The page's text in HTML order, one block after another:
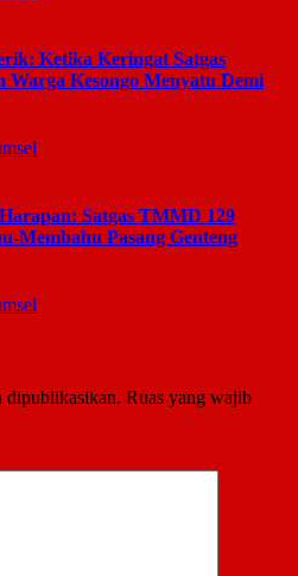
Ketika Keringat Satgas
Kesongo Menyatu Demi
Satgas TMMD 129
Membahu Pasang Genteng
dipublikasikan. Ruas yang wajib